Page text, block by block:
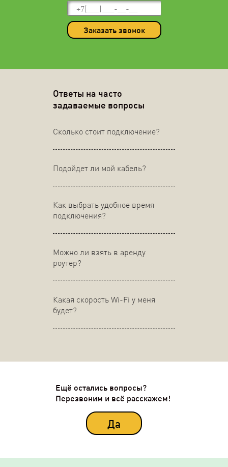
Заказать звонок
Ответы на часто
задаваемые вопросы
Сколько стоит подключение?
Подойдет ли мой кабель?
Как выбрать удобное время
подключения?
Можно ли взять в аренду
роутер?
Какая скорость Wi-Fi у меня
будет?
Ещё остались вопросы?
Перезвоним и всё расскажем!
Да